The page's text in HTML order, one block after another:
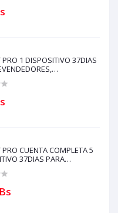
PRO 1 DISPOSITIVO 37DIAS
) para soporte
COMPLETA 5
37DIAS PARA
creditos puede comprar, )